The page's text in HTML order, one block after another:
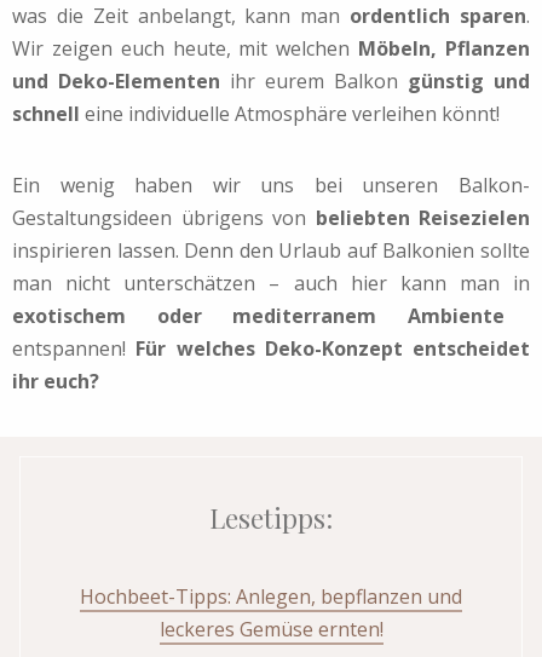
was die Zeit anbelangt, kann man ordentlich sparen.
Wir zeigen euch heute, mit welchen Möbeln, Pflanzen
und Deko-Elementen ihr eurem Balkon günstig und
schnell eine individuelle Atmosphäre verleihen könnt!
Ein wenig haben wir uns bei unseren Balkon-
Gestaltungsideen übrigens von beliebten Reisezielen
inspirieren lassen. Denn den Urlaub auf Balkonien sollte
man nicht unterschätzen – auch hier kann man in
exotischem oder mediterranem Ambiente
entspannen! Für welches Deko-Konzept entscheidet
ihr euch?
Lesetipps:
Hochbeet-Tipps: Anlegen, bepflanzen und
leckeres Gemüse ernten!